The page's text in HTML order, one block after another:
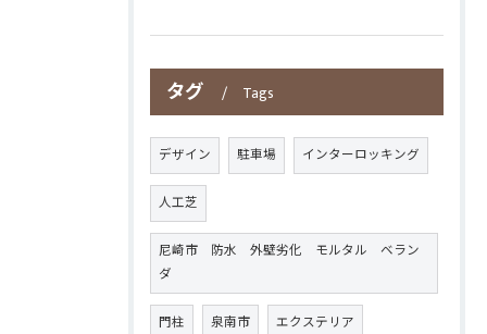
タグ Tags
デザイン 駐車場 インターロッキング
人工芝
尼崎市 防水 外壁劣化 モルタル ベラン
ダ
門柱 泉南市 エクステリア